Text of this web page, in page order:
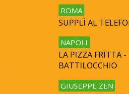
ROMA
SUPPLÌ AL
NAPOLI
LA PIZZA FRITTA -
BATTILOCCHIO
GIUSEPPE ZEN